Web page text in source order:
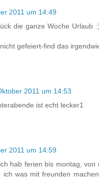
2011 um 14:49
die ganze Woche Urlaub
gefeiert-find das
2011 um 14:53
ist echt lecker1
2011 um 14:59
hab ferien bis montag, von
ich was mit freunden